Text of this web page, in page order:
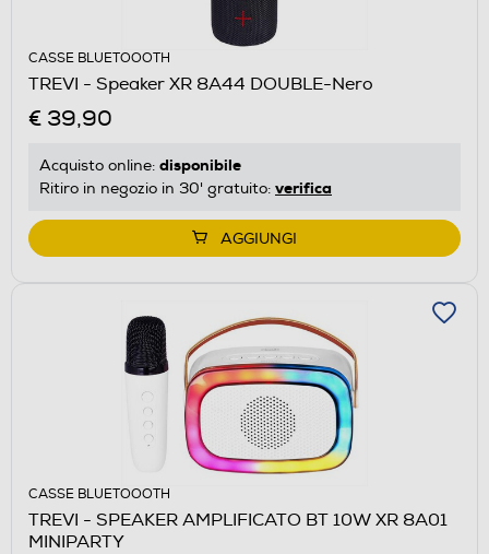
CASSE BLUETOOOTH
TREVI - Speaker XR 8A44 DOUBLE-Nero
€ 39,90
Acquisto online: disponibile
Ritiro in negozio in 30' gratuito: verifica
AGGIUNGI
CASSE BLUETOOOTH
TREVI - SPEAKER AMPLIFICATO BT 10W XR 8A01
MINIPARTY